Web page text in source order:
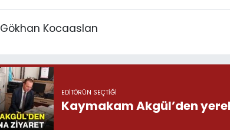
Gökhan Kocaaslan
EDITÖRÜN SEÇTIĞI
Kaymakam Akgül’den